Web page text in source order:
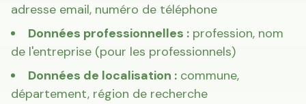
adresse email, numéro de téléphone
Données professionnelles : profession, nom
de l'entreprise (pour les professionnels)
Données de localisation : commune,
département, région de recherche